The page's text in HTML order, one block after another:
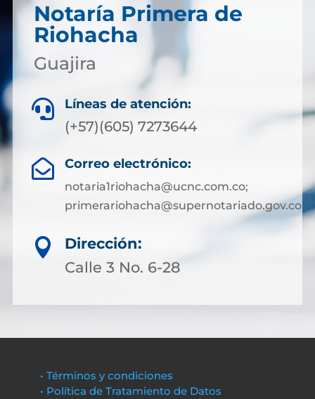
Notaría Primera de
Riohacha
Guajira
 Líneas de atención:
(+57)(605) 7273644
 Correo electrónico:
notaria1riohacha@ucnc.com.co;
primerariohacha@supernotariado.gov.co

Dirección:
Calle 3 No. 6-28
• Términos y condiciones
• Política de Tratamiento de Datos